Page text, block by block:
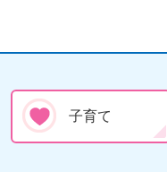
子育て